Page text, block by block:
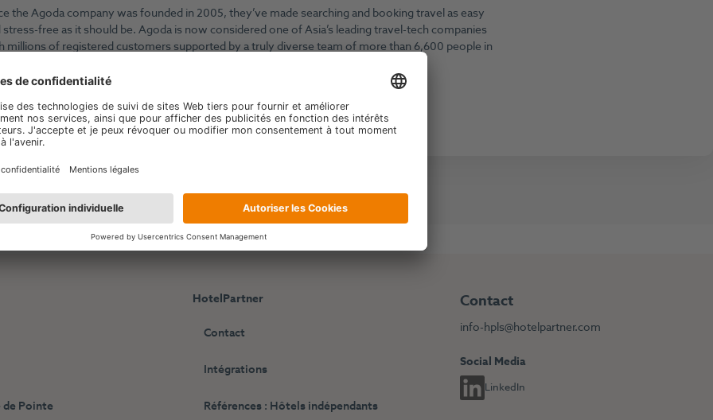
the Agoda company was founded in 2005, they’ve made searching and booking travel as easy
stress-free as it should be. Agoda is now considered one of Asia’s leading travel-tech companies
millions of registered customers supported by a truly diverse team of more than 6,600 people in
Pointe
HotelPartner
Contact
Intégrations
Références : Hôtels indépendants
Contact
info-hpls@hotelpartner.com
Social Media
LinkedIn